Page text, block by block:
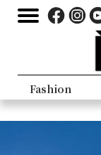
Fashion